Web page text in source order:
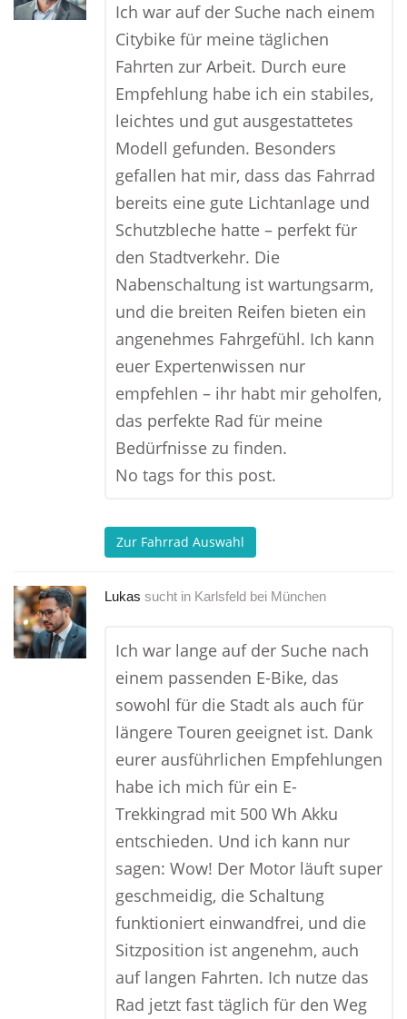
Ich war auf der Suche nach einem
Citybike für meine täglichen
Fahrten zur Arbeit. Durch eure
Empfehlung habe ich ein stabiles,
leichtes und gut ausgestattetes
Modell gefunden. Besonders
gefallen hat mir, dass das Fahrrad
bereits eine gute Lichtanlage und
Schutzbleche hatte – perfekt für
den Stadtverkehr. Die
Nabenschaltung ist wartungsarm,
und die breiten Reifen bieten ein
angenehmes Fahrgefühl. Ich kann
euer Expertenwissen nur
empfehlen – ihr habt mir geholfen,
das perfekte Rad für meine
Bedürfnisse zu finden.
No tags for this post.
Zur Fahrrad Auswahl
Lukas sucht in Karlsfeld bei München
Ich war lange auf der Suche nach
einem passenden E-Bike, das
sowohl für die Stadt als auch für
längere Touren geeignet ist. Dank
eurer ausführlichen Empfehlungen
habe ich mich für ein E-
Trekkingrad mit 500 Wh Akku
entschieden. Und ich kann nur
sagen: Wow! Der Motor läuft super
geschmeidig, die Schaltung
funktioniert einwandfrei, und die
Sitzposition ist angenehm, auch
auf langen Fahrten. Ich nutze das
Rad jetzt fast täglich für den Weg